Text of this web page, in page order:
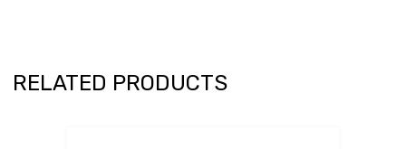
RELATED PRODUCTS